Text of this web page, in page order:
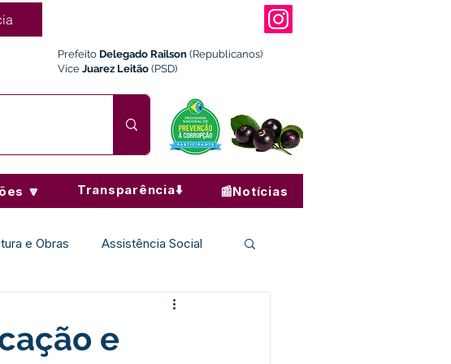
Prefeito Delegado Railson (Republicanos)
Vice Juarez Leitão (PSD)
🔽 Transparência⬇️ 📰Notícias
e Obras Assistência Social
Institucional e Governo
e